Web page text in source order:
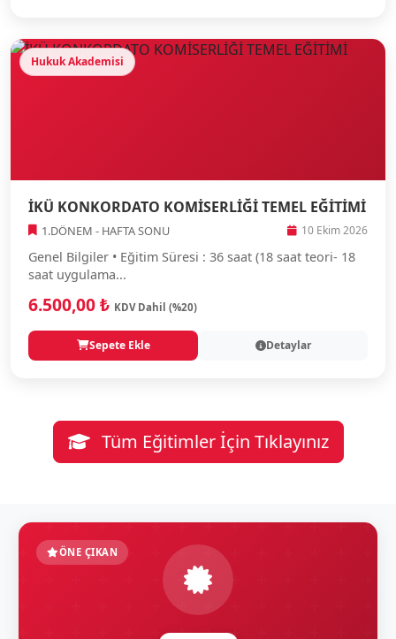
Hukuk Akademisi
İKÜ KONKORDATO KOMİSERLİĞİ TEMEL EĞİTİMİ
1.DÖNEM - HAFTA SONU 10 Ekim 2026
Genel Bilgiler • Eğitim Süresi : 36 saat (18 saat teori- 18
saat uygulama...
6.500,00 ₺ KDV Dahil (%20)
Sepete Ekle Detaylar
Tüm Eğitimler İçin Tıklayınız
ÖNE ÇIKAN